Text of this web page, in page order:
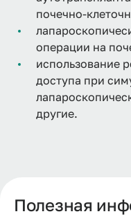
почечно-
операции на
использование
доступа при
другие.
Полезная